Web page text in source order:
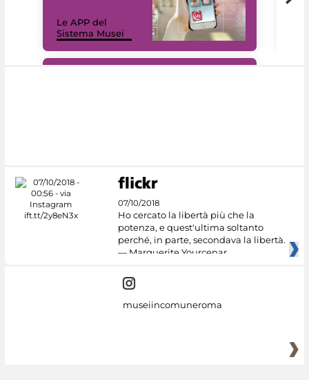
Le APP del
Sistema Musei
07/10/2018
Ho cercato la libertà più che la
potenza, e quest'ultima soltanto
perché, in parte, secondava la libertà.
— Marguerite Yourcenar
museiincomuneroma